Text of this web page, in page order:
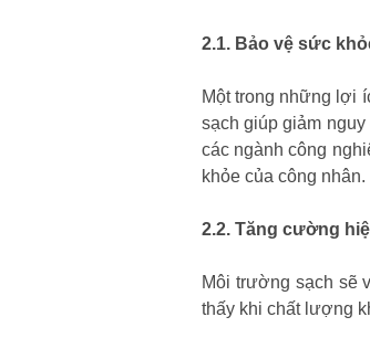
2.1. Bảo vệ sức
Một trong những lợi
sạch giúp giảm
các ngành công
khỏe của công nhân.
2.2. Tăng cường
Môi trường sạch sẽ
thấy khi chất lượng